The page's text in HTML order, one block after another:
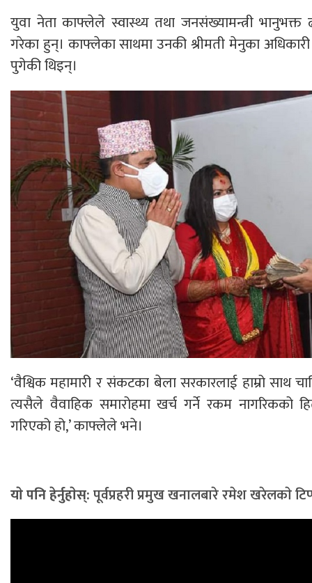
युवा नेता काफ्लेले स्वास्थ्य तथा जनसंख्यामन्त्री
गरेका हुन्। काफ्लेका साथमा उनकी श्रीमती मेनुका
पुगेकी थिइन्।
‘वैश्विक महामारी र संकटका बेला सरकारलाई हाम्रो साथ
त्यसैले वैवाहिक समारोहमा खर्च गर्ने रकम नागरिकको
गरिएको हो,’ काफ्लेले भने।
याे पनि हेर्नुहाेस्:पूर्वप्रहरी प्रमुख खनालबारे रमेश खरेलकाे